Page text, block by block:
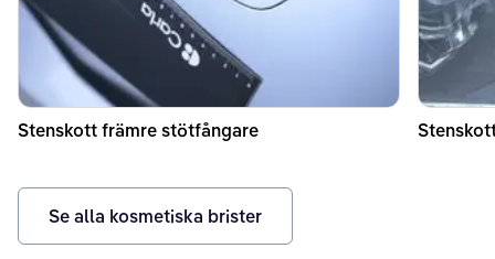
Stenskott främre stötfångare
Se alla kosmetiska brister